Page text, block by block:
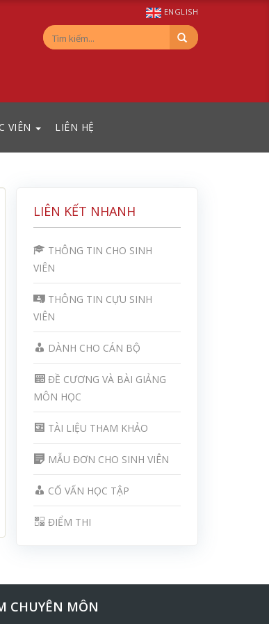
ENGLISH
VIÊN LIÊN HỆ
LIÊN KẾT NHANH
THÔNG TIN CHO SINH
VIÊN
THÔNG TIN CỰU SINH
VIÊN
DÀNH CHO CÁN BỘ
ĐỀ CƯƠNG VÀ BÀI GIẢNG
MÔN HỌC
TÀI LIỆU THAM KHẢO
MẪU ĐƠN CHO SINH VIÊN
CỐ VẤN HỌC TẬP
ĐIỂM THI
CHUYÊN MÔN